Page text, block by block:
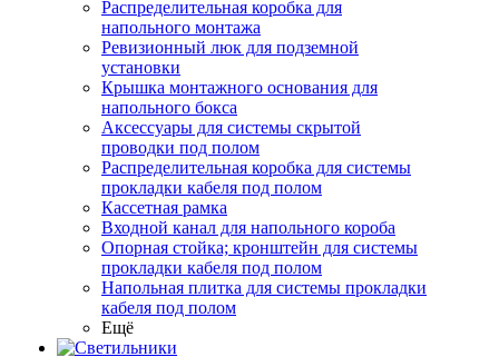
Распределительная коробка для
напольного монтажа
Ревизионный люк для подземной
установки
Крышка монтажного основания для
напольного бокса
Аксессуары для системы скрытой
проводки под полом
Распределительная коробка для системы
прокладки кабеля под полом
Кассетная рамка
Входной канал для напольного короба
Опорная стойка; кронштейн для системы
прокладки кабеля под полом
Напольная плитка для системы прокладки
кабеля под полом
Ещё